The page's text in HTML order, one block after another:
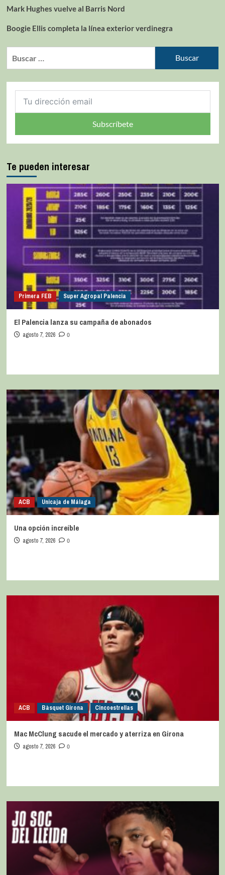
Mark Hughes vuelve al Barris Nord
Boogie Ellis completa la línea exterior verdinegra
Subscríbete
Te pueden interesar
Primera FEB Super Agropal Palencia
El Palencia lanza su campaña de abonados
agosto 7, 2026 0
ACB Unicaja de Málaga
Una opción increíble
agosto 7, 2026 0
ACB Bàsquet Girona Cincoestrellas
Mac McClung sacude el mercado y aterriza en Girona
agosto 7, 2026 0